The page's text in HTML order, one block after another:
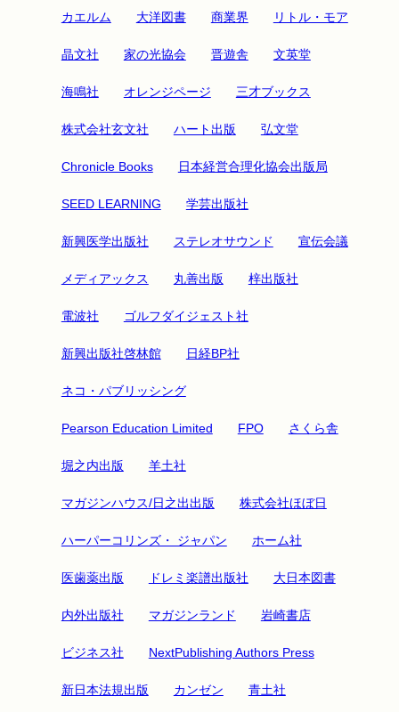
カエルム 大洋図書 商業界 リトル・モア
晶文社 家の光協会 晋遊舎 文英堂
海鳴社 オレンジページ 三才ブックス
株式会社玄文社 ハート出版 弘文堂
Chronicle Books 日本経営合理化協会出版局
SEED LEARNING 学芸出版社
新興医学出版社 ステレオサウンド 宣伝会議
メディアックス 丸善出版 梓出版社
電波社 ゴルフダイジェスト社
新興出版社啓林館 日経BP社
ネコ・パブリッシング
Pearson Education Limited FPO さくら舎
堀之内出版 羊土社
マガジンハウス/日之出出版 株式会社ほぼ日
ハーパーコリンズ・ ジャパン ホーム社
医歯薬出版 ドレミ楽譜出版社 大日本図書
内外出版社 マガジンランド 岩崎書店
ビジネス社 NextPublishing Authors Press
新日本法規出版 カンゼン 青土社